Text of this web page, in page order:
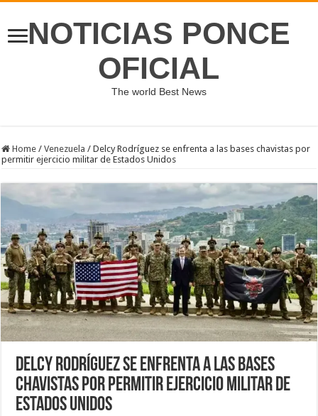
NOTICIAS PONCE
OFICIAL
The world Best News
Home / Venezuela / Delcy Rodríguez se enfrenta a las bases chavistas por
permitir ejercicio militar de Estados Unidos
Delcy Rodríguez se enfrenta a las bases
chavistas por permitir ejercicio militar de
Estados Unidos